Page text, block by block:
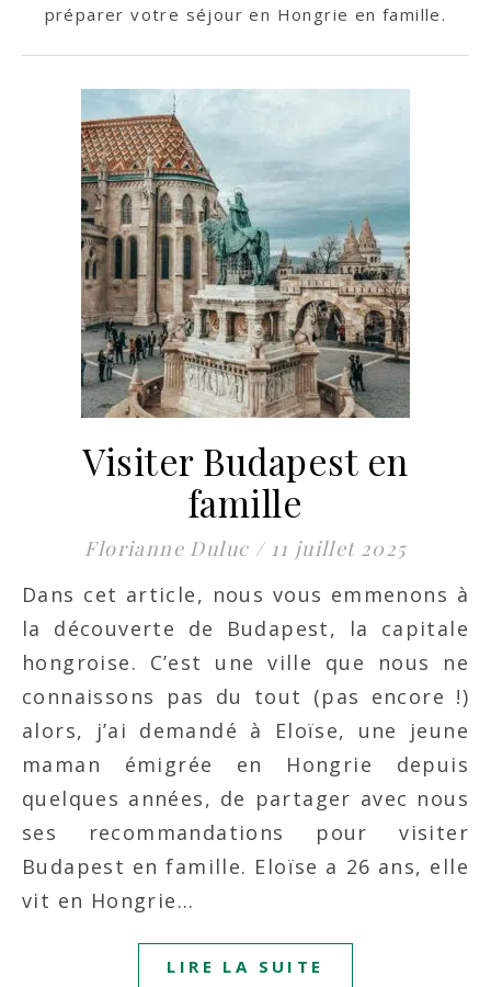
préparer votre séjour en Hongrie en famille.
Visiter Budapest en
famille
Florianne Duluc / 11 juillet 2025
Dans cet article, nous vous emmenons à
la découverte de Budapest, la capitale
hongroise. C’est une ville que nous ne
connaissons pas du tout (pas encore !)
alors, j’ai demandé à Eloïse, une jeune
maman émigrée en Hongrie depuis
quelques années, de partager avec nous
ses recommandations pour visiter
Budapest en famille. Eloïse a 26 ans, elle
vit en Hongrie…
LIRE LA SUITE